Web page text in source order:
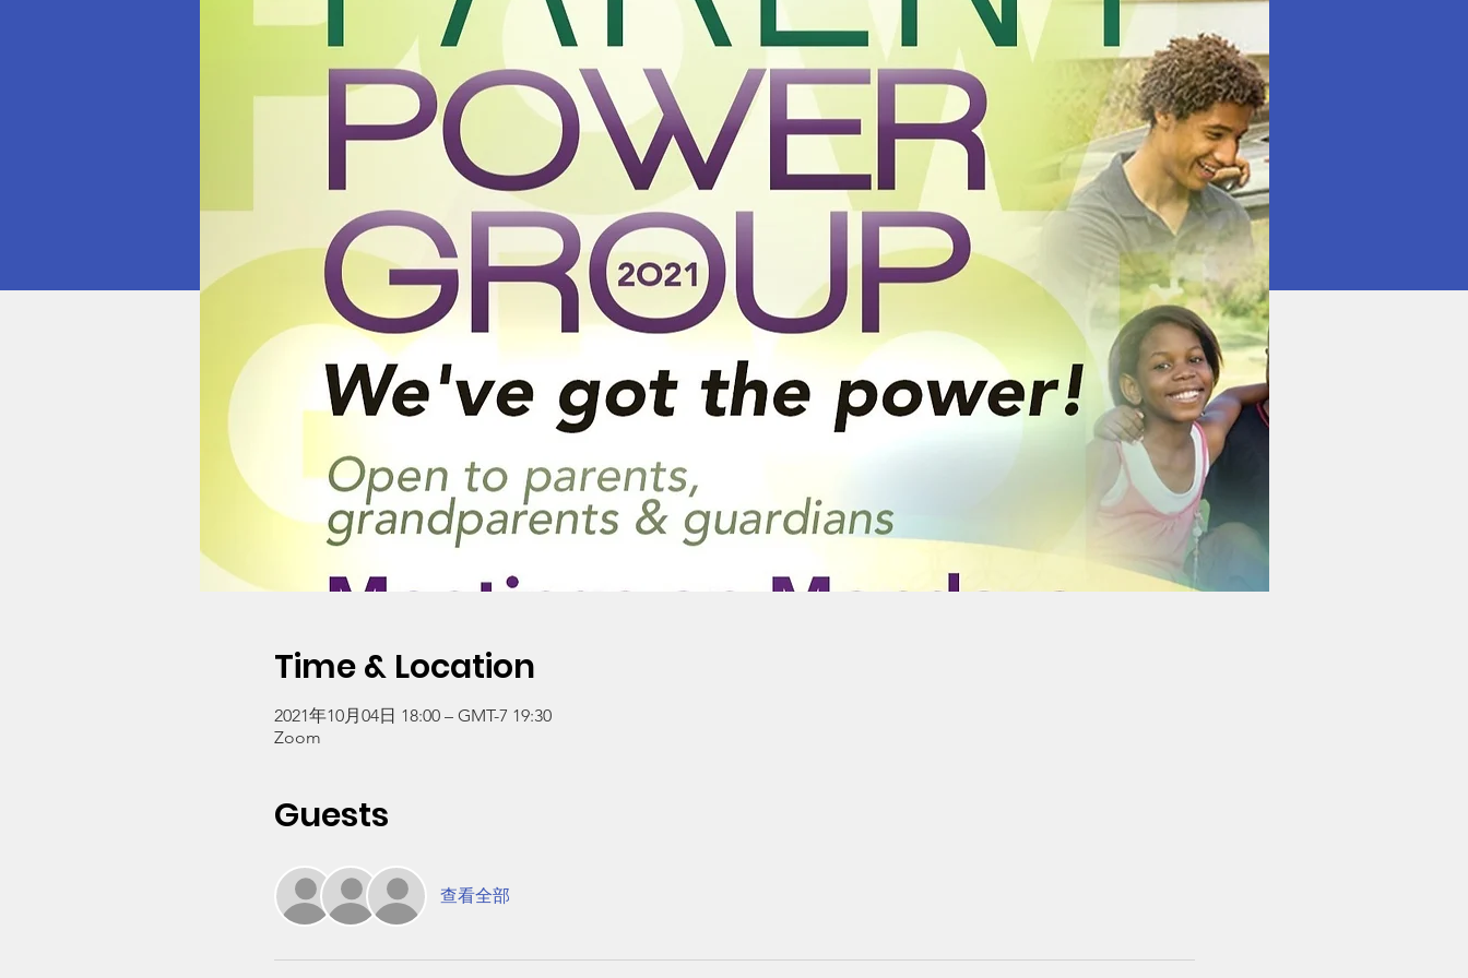
Time & Location
2021年10月04日 18:00 – GMT-7 19:30
Zoom
Guests
查看全部